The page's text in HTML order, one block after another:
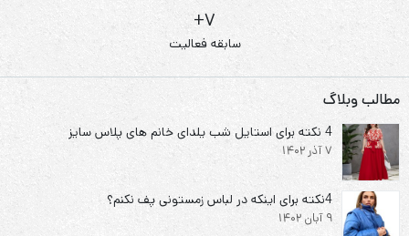
7+
سابقه فعالیت
مطالب وبلاگ
4 نکته برای استایل شب یلدای خانم های پلاس سایز
7 آذر 1402
4نکته برای اینکه در لباس زمستونی پف نکنم؟
9 آبان 1402